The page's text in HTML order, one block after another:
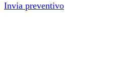
Invia preventivo